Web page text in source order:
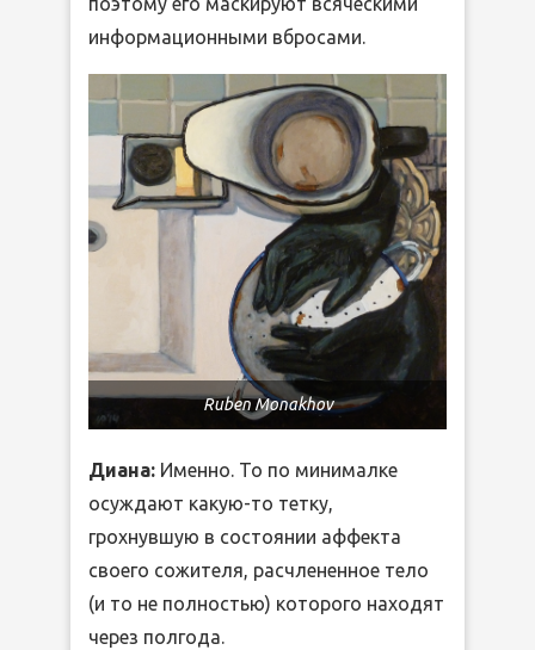
информационными вбросами.
Ruben Monakhov
Диана: Именно. То по минималке
осуждают какую-то тетку,
грохнувшую в состоянии аффекта
своего сожителя, расчлененное тело
(и то не полностью) которого находят
через полгода.